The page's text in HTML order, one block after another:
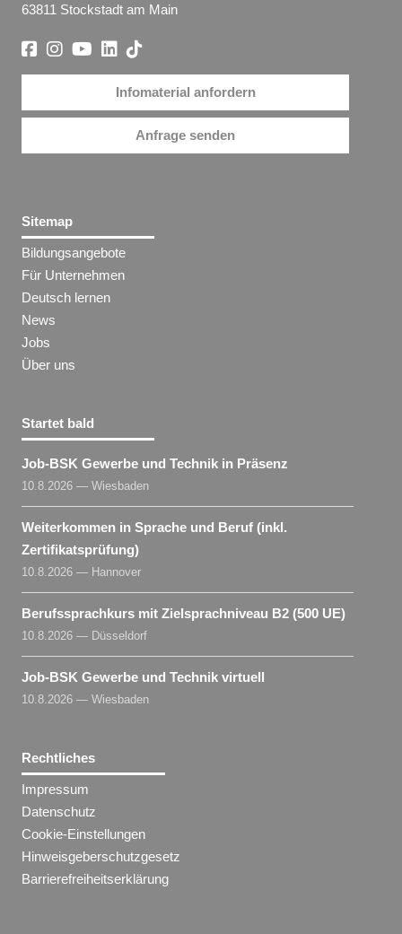
63811 Stockstadt am Main
Infomaterial anfordern
Anfrage senden
Sitemap
Bildungsangebote
Für Unternehmen
Deutsch lernen
News
Jobs
Über uns
Startet bald
Job-BSK Gewerbe und Technik in Präsenz
10.8.2026 — Wiesbaden
Weiterkommen in Sprache und Beruf (inkl.
Zertifikatsprüfung)
10.8.2026 — Hannover
Berufssprachkurs mit Zielsprachniveau B2 (500 UE)
10.8.2026 — Düsseldorf
Job-BSK Gewerbe und Technik virtuell
10.8.2026 — Wiesbaden
Rechtliches
Impressum
Datenschutz
Cookie-Einstellungen
Hinweisgeberschutzgesetz
Barrierefreiheitserklärung